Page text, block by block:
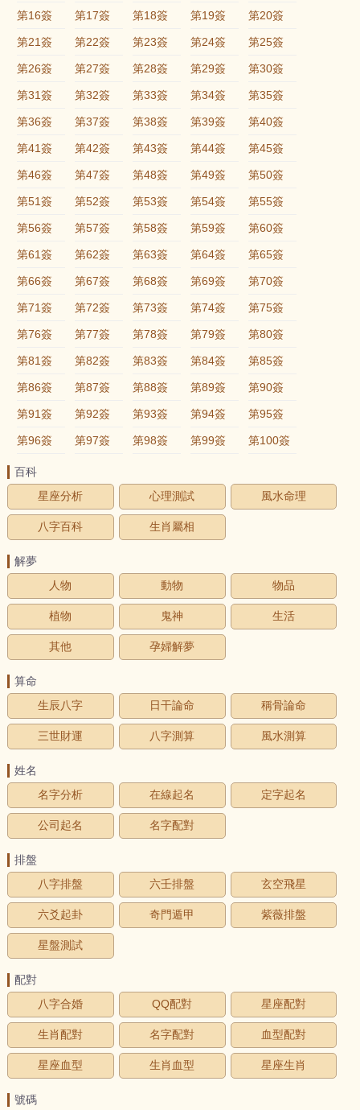
第16簽 第17簽 第18簽 第19簽 第20簽
第21簽 第22簽 第23簽 第24簽 第25簽
第26簽 第27簽 第28簽 第29簽 第30簽
第31簽 第32簽 第33簽 第34簽 第35簽
第36簽 第37簽 第38簽 第39簽 第40簽
第41簽 第42簽 第43簽 第44簽 第45簽
第46簽 第47簽 第48簽 第49簽 第50簽
第51簽 第52簽 第53簽 第54簽 第55簽
第56簽 第57簽 第58簽 第59簽 第60簽
第61簽 第62簽 第63簽 第64簽 第65簽
第66簽 第67簽 第68簽 第69簽 第70簽
第71簽 第72簽 第73簽 第74簽 第75簽
第76簽 第77簽 第78簽 第79簽 第80簽
第81簽 第82簽 第83簽 第84簽 第85簽
第86簽 第87簽 第88簽 第89簽 第90簽
第91簽 第92簽 第93簽 第94簽 第95簽
第96簽 第97簽 第98簽 第99簽 第100簽
百科
星座分析
心理測試 風水命理
八字百科 生肖屬相
解夢
人物
動物 物品
植物 鬼神 生活
其他 孕婦解夢
算命
生辰八字
日干論命 稱骨論命
三世財運 八字測算 風水測算
姓名
名字分析
在線起名 定字起名
公司起名 名字配對
排盤
八字排盤
六壬排盤 玄空飛星
六爻起卦 奇門遁甲 紫薇排盤
星盤測試
配對
八字合婚
QQ配對 星座配對
生肖配對 名字配對 血型配對
星座血型 生肖血型 星座生肖
號碼